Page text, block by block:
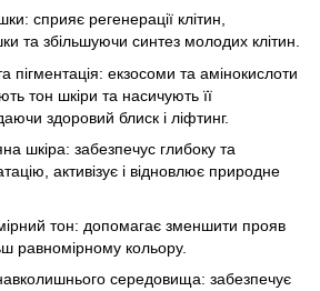
сприяє регенерації клітин,
та збільшуючи синтез молодих клітин.
пігментація: екзосоми та амінокислоти
тон шкіри та насичують ïї
здоровий блиск i ліфтинг.
шкіра: забезпечус глибоку та
активізує i відновлює природне
тон: допомагає зменшити прояв
равномірному кольору.
середовища: забезпечує